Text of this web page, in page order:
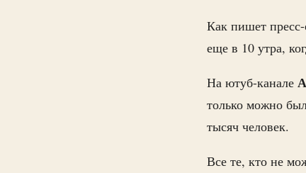
Как пишет пресс-
еще в 10 утра,
На ютуб-канале
только можно
тысяч человек.
Все те, кто не